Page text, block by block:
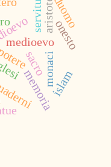
medioevo
memoria
monaci
servitusaristotele
sacro
islam
onesto
duomo